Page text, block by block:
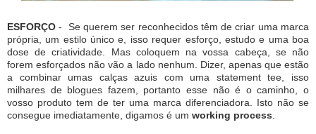
ESFORÇO- Se querem ser reconhecidos têm de criar uma marca
própria, um estilo único e, isso requer esforço, estudo e uma boa
dose de criatividade. Mas coloquem na vossa cabeça, se não
forem esforçados não vão a lado nenhum. Dizer, apenas que estão
a combinar umas calças azuis com uma statement tee, isso
milhares de blogues fazem, portanto esse não é o caminho, o
vosso produto tem de ter uma marca diferenciadora. Isto não se
consegue imediatamente, digamos é um working process